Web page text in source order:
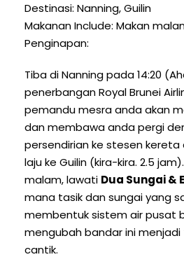
Destinasi: Nanning, Guilin
Makanan Include: Makan
Penginapan:
Tiba di Nanning pada 14:20
penerbangan Royal Brunei
pemandu mesra anda akan
dan membawa anda pergi
persendirian ke stesen kereta
laju ke Guilin (kira-kira. 2.5
malam, lawati Dua Sungai &
mana tasik dan sungai yang
membentuk sistem air pusat
mengubah bandar ini
cantik.